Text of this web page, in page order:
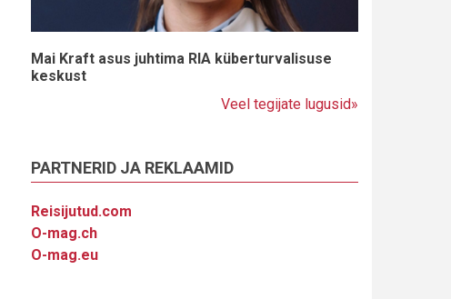
Mai Kraft asus juhtima RIA küberturvalisuse
keskust
Veel tegijate lugusid»
PARTNERID JA REKLAAMID
Reisijutud.com
O-mag.ch
O-mag.eu